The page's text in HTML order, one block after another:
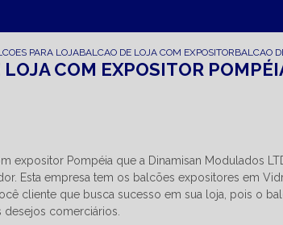
PARA LOJABALCAO DE LOJA COM EXPOSITORBALCAO
COM EXPOSITOR
expositor Pompéia que a Dinamisan Modulados
Esta empresa tem os balcões expositores em
cliente que busca sucesso em sua loja, pois o
desejos comerciários.